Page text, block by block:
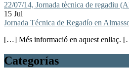
22/07/14, Jornada tècnica de regadiu
15 Jul
Jornada Técnica de Regadío en
[…] Més informació en aquest enllaç.
Categorías